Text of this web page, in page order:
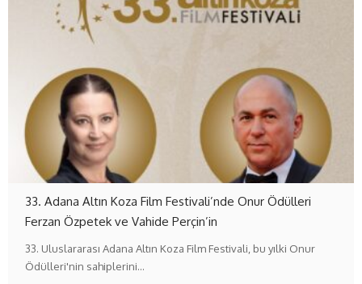
33. Adana Altın Koza Film Festivali’nde Onur Ödülleri
Ferzan Özpetek ve Vahide Perçin’in
33. Uluslararası Adana Altın Koza Film Festivali, bu yılki Onur
Ödülleri'nin sahiplerini…